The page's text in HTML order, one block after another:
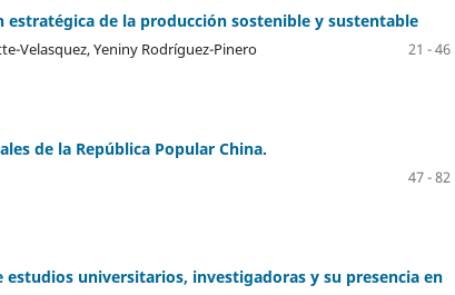
de la producción sostenible y sustentable
Velasquez, Yeniny Rodríguez-Pinero
21 - 46
de la República Popular China.
47 - 82
universitarios, investigadoras y su presencia en